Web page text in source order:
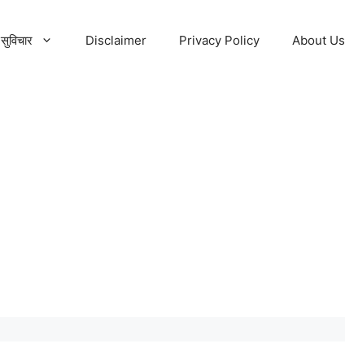
सुविचार Disclaimer Privacy Policy About Us